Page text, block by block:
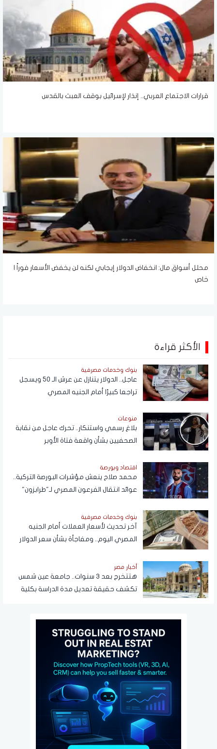
قرارات الاجتماع العربي.. إنذار لإسرائيل بوقف العبث بالقدس
محلل أسواق مال: انخفاض الدولار إيجابي لكنه لن يخفض الأسعار فوراً |
خاص
الأكثر قراءة
بنوك وخدمات مصرفية
عاجل.. الدولار يتنازل عن عرش الـ 50 ويسجل
تراجعا كبيرًا أمام الجنيه المصري
منوعات
بلاغ رسمي واستنكار.. تحرك عاجل من نقابة
الصحفيين بشأن واقعة فتاة الأوبر
اقتصاد وبورصة
محمد صلاح ينعش مؤشرات البورصة التركية..
عوائد انتقال الفرعون المصري لـ"طرابزون"
بنوك وخدمات مصرفية
آخر تحديث لأسعار العملات أمام الجنيه
المصري اليوم.. ومفاجأة بشأن سعر الدولار
أخبار مصر
هتتخرج بعد 3 سنوات.. جامعة عين شمس
تكشف حقيقة تعديل مدة الدراسة بكلية